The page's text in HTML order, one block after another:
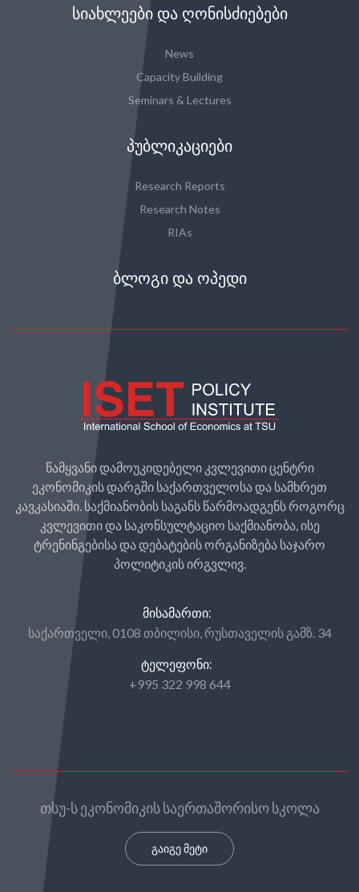
ᲡᲘᲐᲮᲚᲔᲔᲑᲘ ᲓᲐ ᲦᲝᲜᲘᲡᲫᲘᲔᲑᲔᲑᲘ
News
Capacity Building
Seminars & Lectures
ᲞᲣᲑᲚᲘᲙᲐᲪᲘᲔᲑᲘ
Research Reports
Research Notes
RIAs
ᲑᲚᲝᲒᲘ ᲓᲐ ᲝᲞᲔᲓᲘ
წამყვანი დამოუკიდებელი კვლევითი ცენტრი
ეკონომიკის დარგში საქართველოსა და სამხრეთ
კავკასიაში. საქმიანობის საგანს წარმოადგენს როგორც
კვლევითი და საკონსულტაციო საქმიანობა, ისე
ტრენინგებისა და დებატების ორგანიზება საჯარო
პოლიტიკის ირგვლივ.
ᲛᲘᲡᲐᲛᲐᲠᲗᲘ:
საქართველი, 0108 თბილისი, რუსთაველის გამზ. 34
ᲢᲔᲚᲔᲤᲝᲜᲘ:
+995 322 998 644
თსუ-ს ეკონომიკის საერთაშორისო სკოლა
გაიგე მეტი